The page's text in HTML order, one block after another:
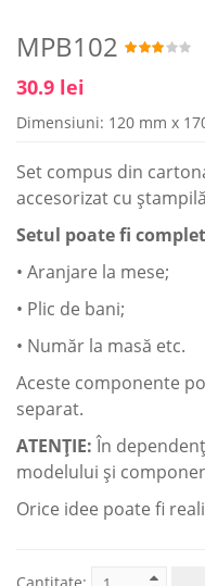
MPB102
30.9 lei
Dimensiuni: 120 mm x
Set compus din
accesorizat cu
Setul poate fi
• Aranjare la mese;
• Plic de bani;
• Număr la masă etc.
Aceste componente
separat.
ATENŢIE:În
modelului şi
Orice idee poate fi